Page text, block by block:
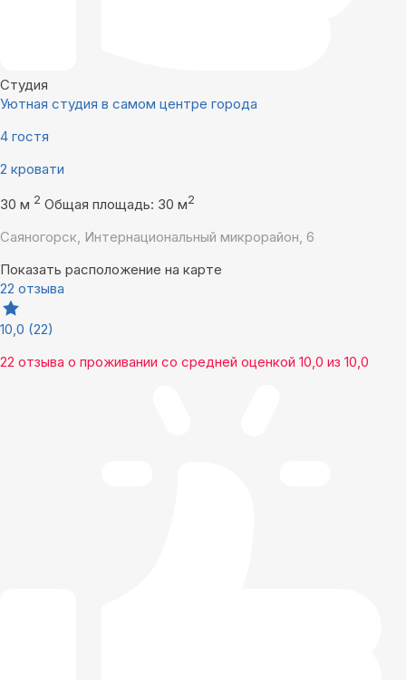
Студия
Уютная студия в самом центре города
4 гостя
2 кровати
30 м 2 Общая площадь: 30 м2
Саяногорск, Интернациональный микрорайон, 6
Показать расположение на карте
22 отзыва
10,0 (22)
22 отзыва о проживании со средней оценкой 10,0 из 10,0